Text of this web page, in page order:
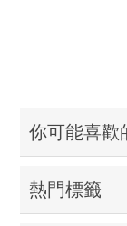
你可能喜歡
熱門標籤